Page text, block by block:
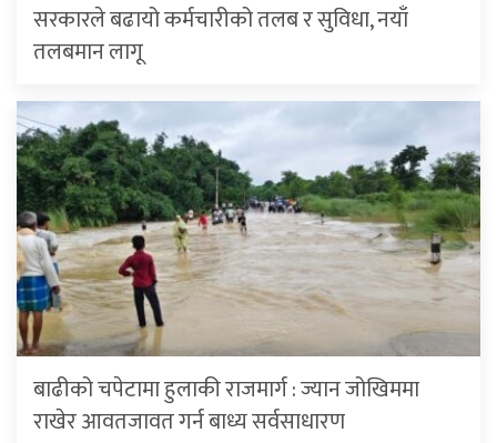
सरकारले बढायो कर्मचारीको तलब र सुविधा, नयाँ
तलबमान लागू
बाढीको चपेटामा हुलाकी राजमार्ग : ज्यान जोखिममा
राखेर आवतजावत गर्न बाध्य सर्वसाधारण